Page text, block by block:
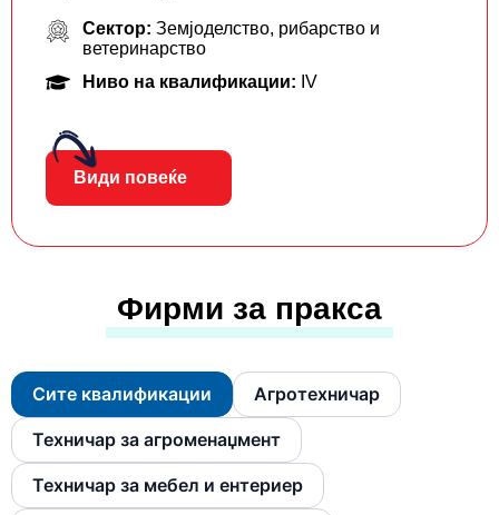
Сектор: Земјоделство, рибарство и
ветеринарство
Ниво на квалификации: IV
Види повеќе
Фирми за пракса
Сите квалификации Агротехничар
Техничар за агроменаџмент
Техничар за мебел и ентериер